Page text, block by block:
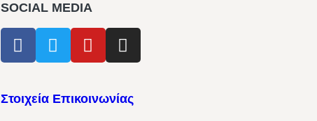
SOCIAL MEDIA
Στοιχεία Επικοινωνίας